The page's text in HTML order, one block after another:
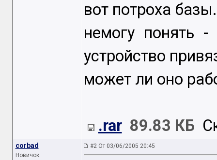
вот потроха базы.
немогу понять
устройство
может ли оно
.rar 89.83 КБ
corbad
Новичок
#2 От 03/06/2005 20:45